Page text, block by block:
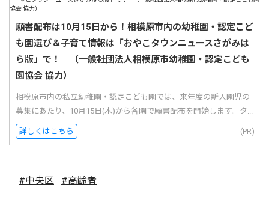
願書配布は10月15日から！相模原市内の幼稚園・認定こど
も園選び＆子育て情報は「おやこタウンニュースさがみは
ら版」で！ （一般社団法人相模原市幼稚園・認定こども
園協会 協力）
相模原市内の私立幼稚園・認定こども園では、来年度の新入園児の
募集にあたり、10月15日(木)から各園で願書配布を開始します。タ...
詳しくはこちら (PR)
#中央区 #高齢者